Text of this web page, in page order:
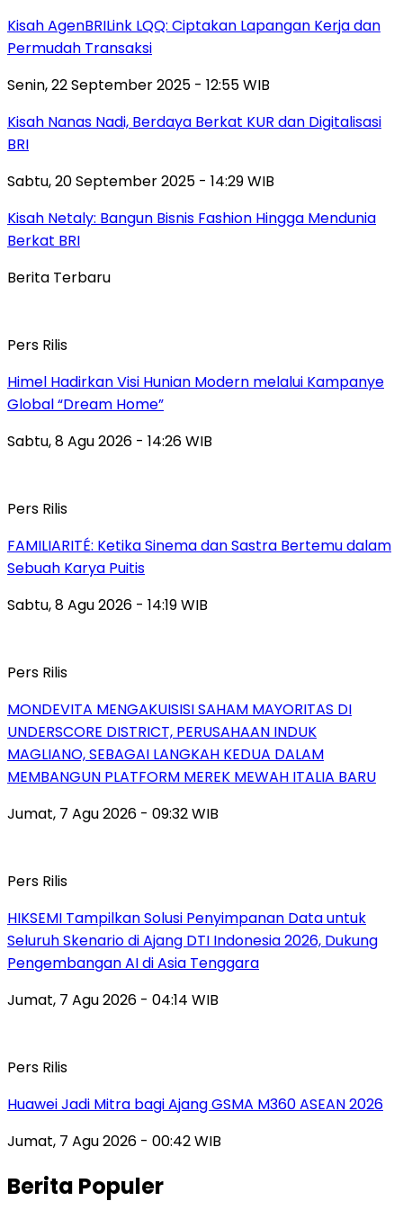
Kisah AgenBRILink LQQ: Ciptakan Lapangan Kerja dan
Permudah Transaksi
Senin, 22 September 2025 - 12:55 WIB
Kisah Nanas Nadi, Berdaya Berkat KUR dan Digitalisasi
BRI
Sabtu, 20 September 2025 - 14:29 WIB
Kisah Netaly: Bangun Bisnis Fashion Hingga Mendunia
Berkat BRI
Berita Terbaru
Pers Rilis
Himel Hadirkan Visi Hunian Modern melalui Kampanye
Global “Dream Home”
Sabtu, 8 Agu 2026 - 14:26 WIB
Pers Rilis
FAMILIARITÉ: Ketika Sinema dan Sastra Bertemu dalam
Sebuah Karya Puitis
Sabtu, 8 Agu 2026 - 14:19 WIB
Pers Rilis
MONDEVITA MENGAKUISISI SAHAM MAYORITAS DI
UNDERSCORE DISTRICT, PERUSAHAAN INDUK
MAGLIANO, SEBAGAI LANGKAH KEDUA DALAM
MEMBANGUN PLATFORM MEREK MEWAH ITALIA BARU
Jumat, 7 Agu 2026 - 09:32 WIB
Pers Rilis
HIKSEMI Tampilkan Solusi Penyimpanan Data untuk
Seluruh Skenario di Ajang DTI Indonesia 2026, Dukung
Pengembangan AI di Asia Tenggara
Jumat, 7 Agu 2026 - 04:14 WIB
Pers Rilis
Huawei Jadi Mitra bagi Ajang GSMA M360 ASEAN 2026
Jumat, 7 Agu 2026 - 00:42 WIB
Berita Populer